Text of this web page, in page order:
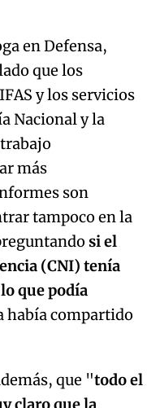
en Defensa,
que los
y los servicios
Nacional y la
más
son
tampoco en la
si el
(CNI) tenía
que podía
había compartido
que "todo el